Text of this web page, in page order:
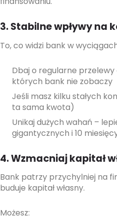
3. Stabilne wpływy na
To, co widzi bank w
Dbaj o regularne przelewy
których bank nie zobaczy
Jeśli masz kilku stałych
ta sama kwota)
Unikaj dużych wahań –
gigantycznych i 10
4. Wzmacniaj kapitał
Bank patrzy przychylniej na
buduje kapitał własny.
Możesz: